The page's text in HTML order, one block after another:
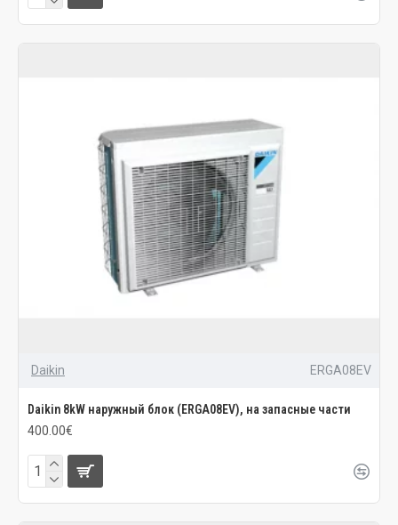
Daikin ERGA08EV
Daikin 8kW наружный блок (ERGA08EV), на запасные части
400.00€